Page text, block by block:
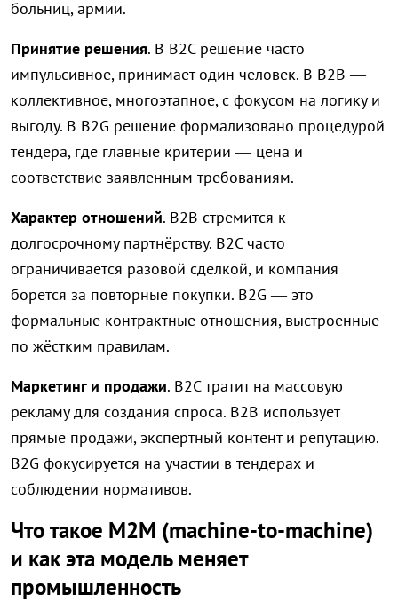
больниц, армии.
Принятие решения. В B2C решение часто
импульсивное, принимает один человек. В B2B —
коллективное, многоэтапное, с фокусом на логику и
выгоду. В B2G решение формализовано процедурой
тендера, где главные критерии — цена и
соответствие заявленным требованиям.
Характер отношений. B2B стремится к
долгосрочному партнёрству. B2C часто
ограничивается разовой сделкой, и компания
борется за повторные покупки. B2G — это
формальные контрактные отношения, выстроенные
по жёстким правилам.
Маркетинг и продажи. B2C тратит на массовую
рекламу для создания спроса. B2B использует
прямые продажи, экспертный контент и репутацию.
B2G фокусируется на участии в тендерах и
соблюдении нормативов.
Что такое M2M (machine-to-machine)
и как эта модель меняет
промышленность